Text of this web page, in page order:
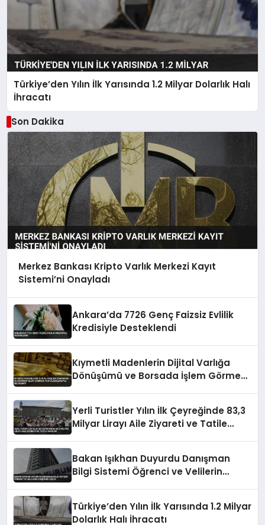
Türkiye’den Yılın İlk Yarısında 1.2 Milyar Dolarlık Halı
İhracatı
Son Dakika
Merkez Bankası Kripto Varlık Merkezi Kayıt
Sistemi’ni Onayladı
Ankara’da 7726 Genç Faizsiz Evlilik
Kredisiyle Desteklendi
Kıymetli Madenlerin Dijital Varlığa
Dönüşümü ve Borsada İşlem Görmesi
Yerli Turistler Yılın İlk Çeyreğinde 83,3
Milyar Lirayı Aile Ziyareti ve Tatile
Bakan Işıkhan Duyurdu Danışman
Bilgi Sistemi Öğrenci ve Velilerin
Türkiye’den Yılın İlk Yarısında 1.2 Milyar
Dolarlık Halı İhracatı